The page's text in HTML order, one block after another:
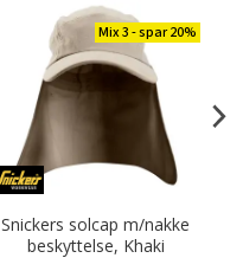
Mix 3 - spar 20%
Snickers solcap m/nakke
beskyttelse, Khaki